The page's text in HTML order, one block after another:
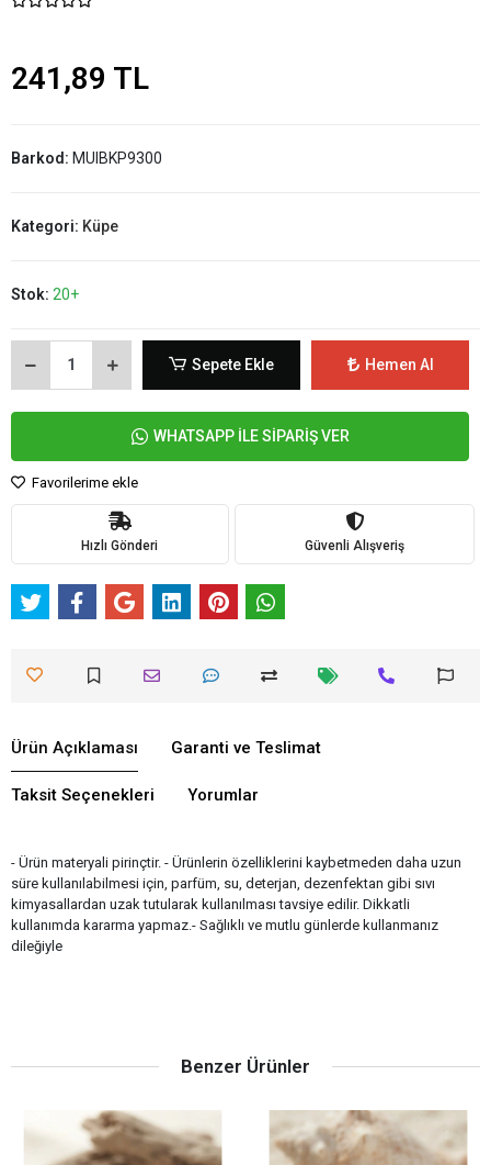
241,89 TL
Barkod: MUIBKP9300
Kategori: Küpe
Stok: 20+
Sepete Ekle Hemen Al
WHATSAPP İLE SİPARİŞ VER
Favorilerime ekle
Hızlı Gönderi Güvenli Alışveriş
Ürün Açıklaması Garanti ve Teslimat
Taksit Seçenekleri Yorumlar
- Ürün materyali pirinçtir. - Ürünlerin özelliklerini kaybetmeden daha uzun
süre kullanılabilmesi için, parfüm, su, deterjan, dezenfektan gibi sıvı
kimyasallardan uzak tutularak kullanılması tavsiye edilir. Dikkatli
kullanımda kararma yapmaz.- Sağlıklı ve mutlu günlerde kullanmanız
dileğiyle
Benzer Ürünler